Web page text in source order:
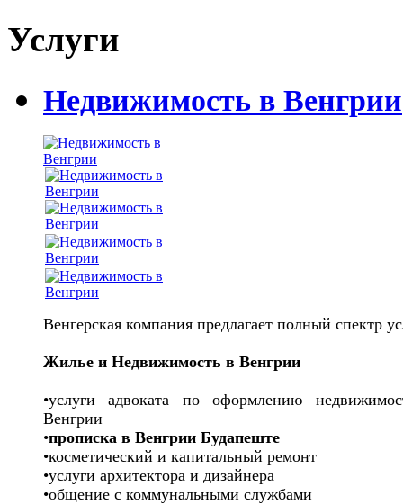
Услуги
Недвижимость в Венгрии
Венгерская компания предлагает полный спектр
Жилье и Недвижимость в Венгрии
•услуги адвоката по оформлению
Венгрии
•прописка в Венгрии Будапеште
•косметический и капитальный ремонт
•услуги архитектора и дизайнера
•общение с коммунальными службами